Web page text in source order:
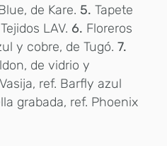
de Kare. 5. Tapete
LAV. 6. Floreros
y cobre, de Tugó. 7.
de vidrio y
Vasija, ref. Barfly azul
grabada, ref. Phoenix